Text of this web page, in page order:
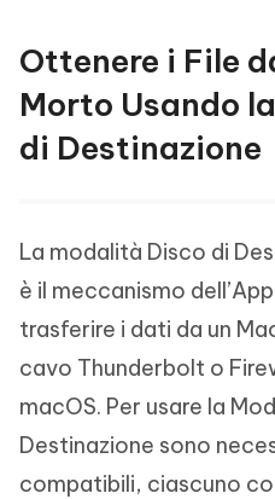
Ottenere i File
Morto Usando
di Destinazione
La modalità Disco di
è il meccanismo
trasferire i dati da un
cavo Thunderbolt o
macOS. Per usare la
Destinazione sono
compatibili, ciascuno